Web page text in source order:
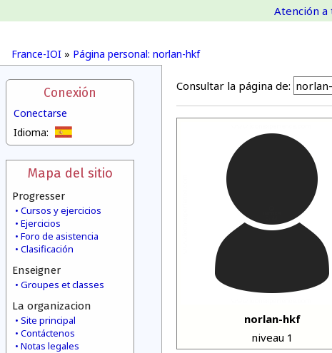
France-IOI » Página personal: norlan-hkf
Atención a
Conexión
Conectarse
Idioma:
Mapa del sitio
Progresser
Cursos y ejercicios
Ejercicios
Foro de asistencia
Clasificación
Enseigner
Groupes et classes
La organizacion
Site principal
Contáctenos
Notas legales
Consultar la página de:
norlan-hkf
niveau 1